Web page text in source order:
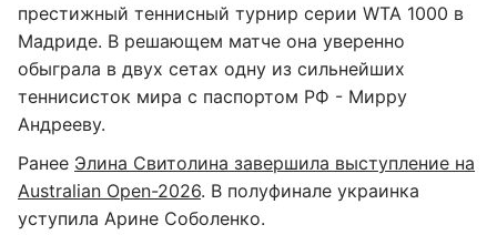
престижный теннисный турнир серии WTA 1000 в
Мадриде. В решающем матче она уверенно
обыграла в двух сетах одну из сильнейших
теннисисток мира с паспортом РФ - Мирру
Андрееву.
Ранее Элина Свитолина завершила выступление на
Australian Open-2026. В полуфинале украинка
уступила Арине Соболенко.